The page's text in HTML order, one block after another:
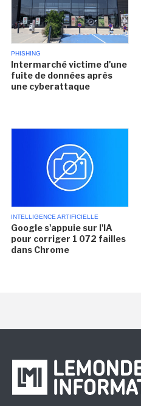
PHISHING
Intermarché victime d'une
fuite de données après
une cyberattaque
INTELLIGENCE ARTIFICIELLE
Google s'appuie sur l'IA
pour corriger 1 072 failles
dans Chrome